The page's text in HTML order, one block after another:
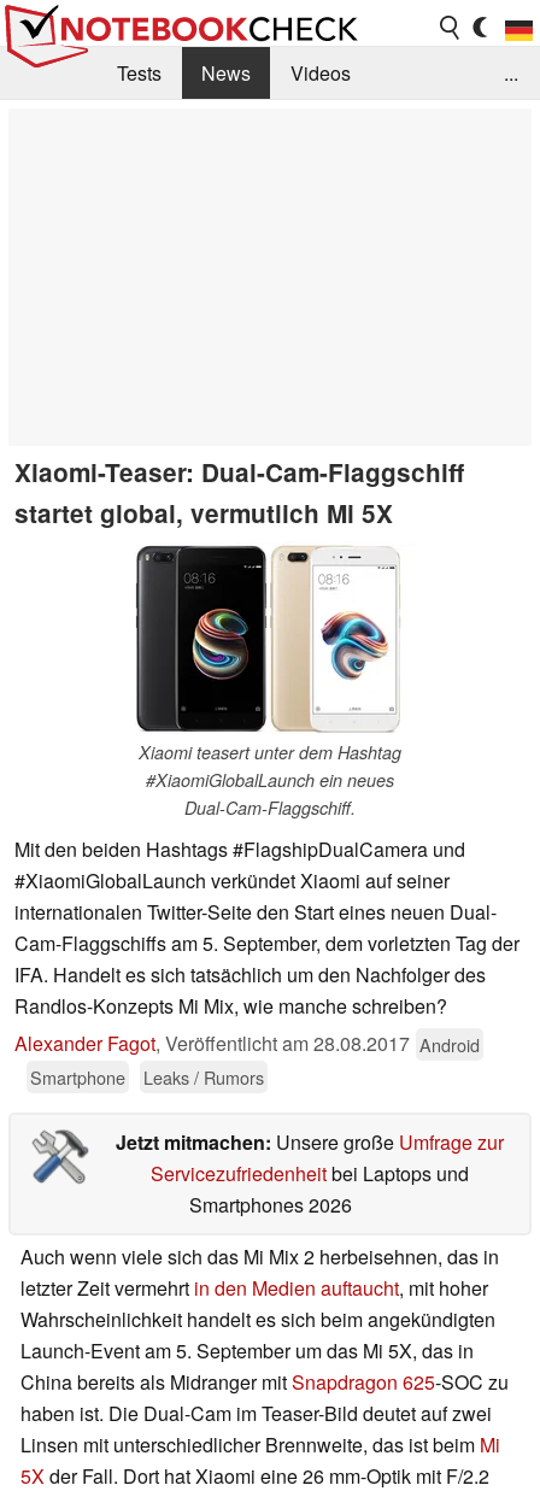
Tests News
Videos
...
Xiaomi-Teaser: Dual-Cam-Flaggschiff
startet global, vermutlich Mi 5X
Xiaomi teasert unter dem Hashtag
#XiaomiGlobalLaunch ein neues
Dual-Cam-Flaggschiff.
Mit den beiden Hashtags #FlagshipDualCamera und
#XiaomiGlobalLaunch verkündet Xiaomi auf seiner
internationalen Twitter-Seite den Start eines neuen Dual-
Cam-Flaggschiffs am 5. September, dem vorletzten Tag der
IFA. Handelt es sich tatsächlich um den Nachfolger des
Randlos-Konzepts Mi Mix, wie manche schreiben?
Alexander Fagot, Veröffentlicht am28.08.2017 Android
Smartphone
Leaks / Rumors
Jetzt mitmachen: Unsere große Umfrage zur
Servicezufriedenheitbei Laptops und
Smartphones 2026
Auch wenn viele sich das Mi Mix 2 herbeisehnen, das in
letzter Zeit vermehrt in den Medien auftaucht, mit hoher
Wahrscheinlichkeit handelt es sich beim angekündigten
Launch-Event am 5. September um das Mi 5X, das in
China bereits als Midranger mitSnapdragon 625-SOC zu
haben ist. Die Dual-Cam im Teaser-Bild deutet auf zwei
Linsen mit unterschiedlicher Brennweite, das ist beim Mi
5Xder Fall. Dort hat Xiaomi eine 26 mm-Optik mit F/2.2